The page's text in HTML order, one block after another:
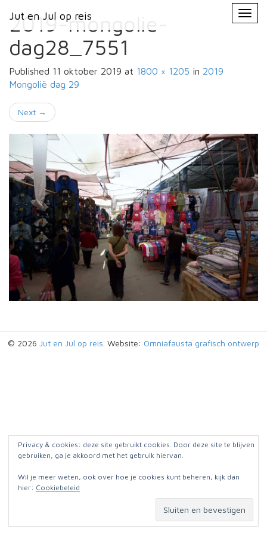
Jut en Jul op reis
Primary
Menu
Jut en Jul op reis
2019-mongolie-
dag28_7551
Published 11 oktober 2019 at 1800 × 1205 in 2019
Mongolië dag 29
Next →
© 2026 Jut en Jul op reis . Website: Omniafausta grafisch ontwerp
Privacy & cookies: deze site gebruikt cookies. Door deze site te blijven
gebruiken, ga je akkoord met het gebruik hiervan.
Wil je meer weten, ook over hoe je cookies kunt beheren, kijk dan
hier: Cookiebeleid